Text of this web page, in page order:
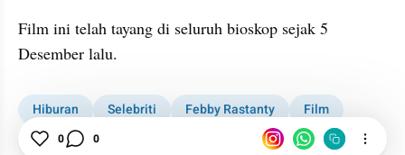
Film ini telah tayang di seluruh bioskop sejak 5
Desember lalu.
Hiburan Selebriti Febby Rastanty
Film
KDRT
0 0